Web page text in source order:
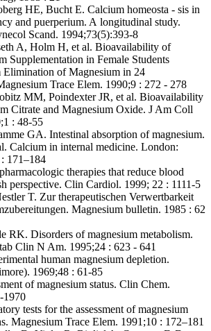
HE, Bucht E. Calcium homeosta -⁠ sis in
and puerperium. A longitudinal study.
Scand. 1994;73(5):393-8
A, Holm H, et al. Bioavailability of
Supplementation in Female Students
Elimination of Magnesium in 24
Trace Elem. 1990;9 : 272 -⁠ 278
MM, Poindexter JR, et al. Bioavailability
Citrate and Magnesium Oxide. J Am Coll
: 48-55
GA. Intestinal absorption of magnesium.
Calcium in internal medicine. London:
171–184
therapies that reduce blood
perspective. Clin Cardiol. 1999; 22 : 1111-5
T. Zur therapeutischen Verwertbarkeit
Magnesium bulletin. 1985 : 62
RK. Disorders of magnesium metabolism.
Clin N Am. 1995;24 : 623 -⁠ 641
human magnesium depletion.
1969;48 : 61-85
of magnesium status. Clin Chem.
1970
tests for the assessment of magnesium
Magnesium Trace Elem. 1991;10 : 172–181